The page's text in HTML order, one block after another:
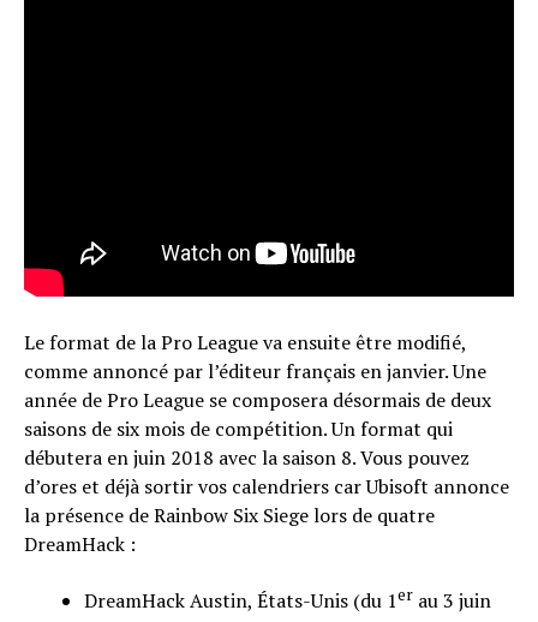
Le format de la Pro League va ensuite être modifié,
comme annoncé par l’éditeur français en janvier. Une
année de Pro League se composera désormais de deux
saisons de six mois de compétition. Un format qui
débutera en juin 2018 avec la saison 8. Vous pouvez
d’ores et déjà sortir vos calendriers car Ubisoft annonce
la présence de Rainbow Six Siege lors de quatre
DreamHack :
DreamHack Austin, États-Unis (du 1er au 3 juin